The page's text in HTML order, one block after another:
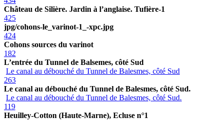
Château de Silière. Jardin à l’anglaise. Tufière-1
425
jpg/cohons-le_varinot-1_-xpc.jpg
424
Cohons sources du varinot
182
L’entrée du Tunnel de Balsemes, côté Sud
Le canal au débouché du Tunnel de Balesmes, côté Sud
263
Le canal au débouché du Tunnel de Balesmes, côté Sud.
Le canal au débouché du Tunnel de Balesmes, côté Sud.
119
Heuilley-Cotton (Haute-Marne), Ecluse n°1